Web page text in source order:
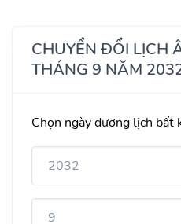
CHUYỂN ĐỔI LỊCH
THÁNG 9 NĂM
Chọn ngày dương lịch bất